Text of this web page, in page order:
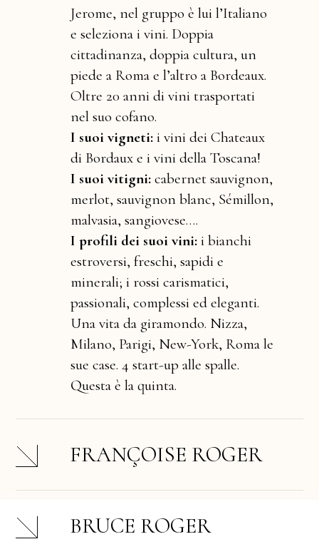
Jerome, nel gruppo è lui l’Italiano
e seleziona i vini. Doppia
cittadinanza, doppia cultura, un
piede a Roma e l’altro a Bordeaux.
Oltre 20 anni di vini trasportati
nel suo cofano.
I suoi vigneti: i vini dei Chateaux
di Bordaux e i vini della Toscana!
I suoi vitigni: cabernet sauvignon,
merlot, sauvignon blanc, Sémillon,
malvasia, sangiovese….
I profili dei suoi vini: i bianchi
estroversi, freschi, sapidi e
minerali; i rossi carismatici,
passionali, complessi ed eleganti.
Una vita da giramondo. Nizza,
Milano, Parigi, New-York, Roma le
sue case. 4 start-up alle spalle.
Questa è la quinta.
FRANÇOISE ROGER
BRUCE ROGER